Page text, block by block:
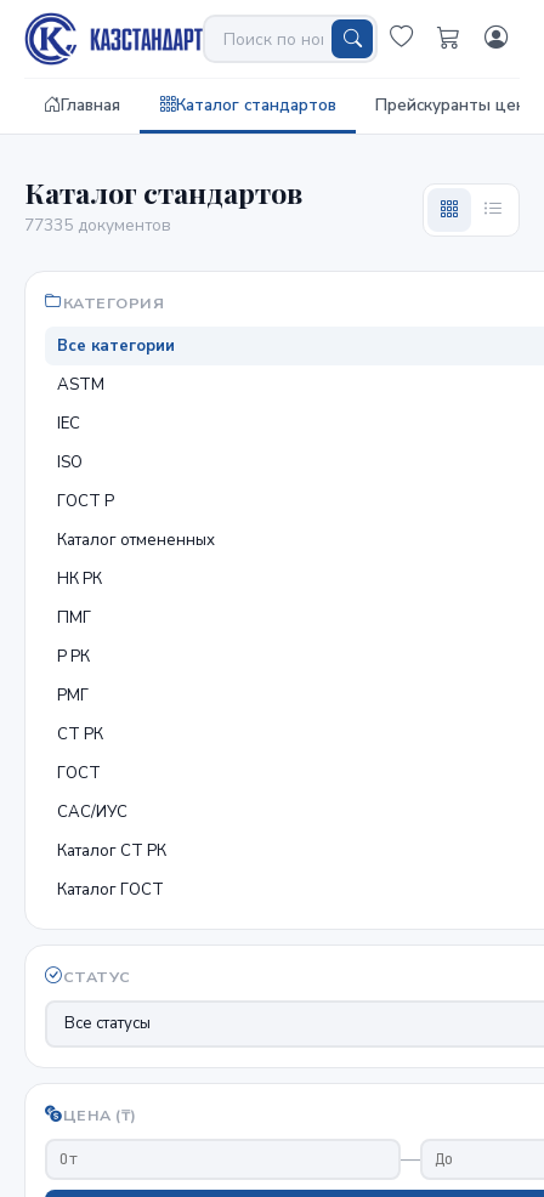
Главная Каталог стандартов Прейскуранты цен
Каталог стандартов
77335 документов
КАТЕГОРИЯ
Все категории
ASTM
IEC
ISO
ГОСТ Р
Каталог отмененных
НК РК
ПМГ
Р РК
РМГ
СТ РК
ГОСТ
САС/ИУС
Каталог СТ РК
Каталог ГОСТ
СТАТУС
ЦЕНА (₸)
—